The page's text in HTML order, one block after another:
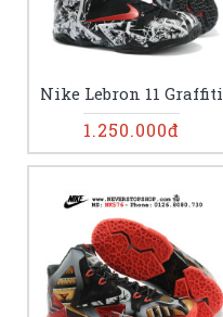
Nike Lebron 11 Graffiti
1.250.000đ